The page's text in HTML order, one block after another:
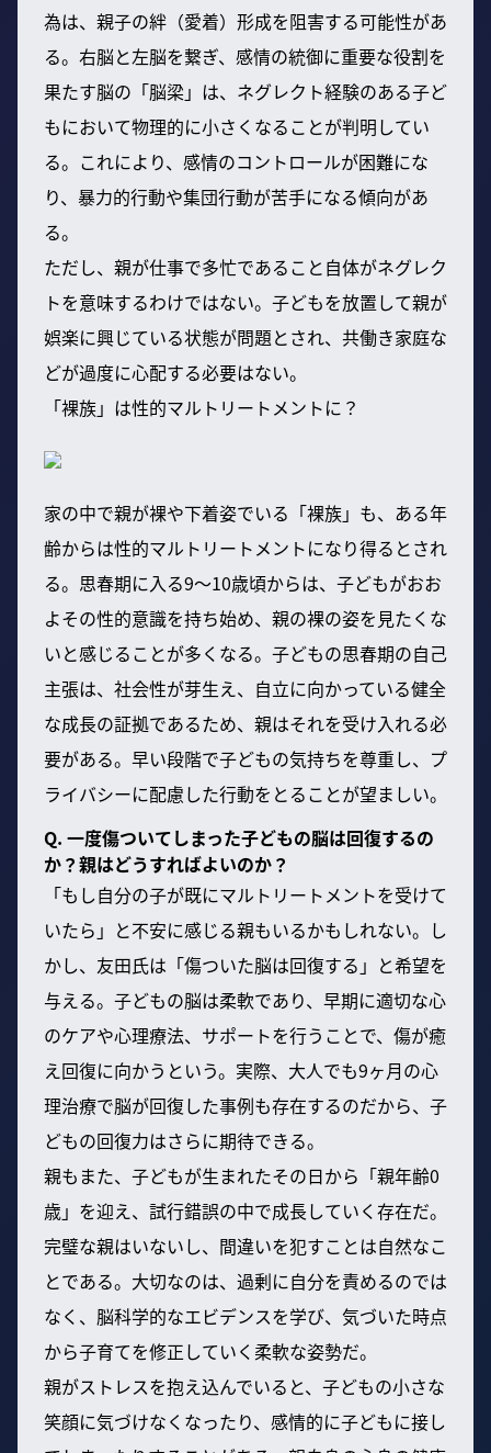
為は、親子の絆（愛着）形成を阻害する可能性があ
る。右脳と左脳を繋ぎ、感情の統御に重要な役割を
果たす脳の「脳梁」は、ネグレクト経験のある子ど
もにおいて物理的に小さくなることが判明してい
る。これにより、感情のコントロールが困難にな
り、暴力的行動や集団行動が苦手になる傾向があ
る。
ただし、親が仕事で多忙であること自体がネグレク
トを意味するわけではない。子どもを放置して親が
娯楽に興じている状態が問題とされ、共働き家庭な
どが過度に心配する必要はない。
「裸族」は性的マルトリートメントに？
家の中で親が裸や下着姿でいる「裸族」も、ある年
齢からは性的マルトリートメントになり得るとされ
る。思春期に入る9～10歳頃からは、子どもがおお
よその性的意識を持ち始め、親の裸の姿を見たくな
いと感じることが多くなる。子どもの思春期の自己
主張は、社会性が芽生え、自立に向かっている健全
な成長の証拠であるため、親はそれを受け入れる必
要がある。早い段階で子どもの気持ちを尊重し、プ
ライバシーに配慮した行動をとることが望ましい。
Q. 一度傷ついてしまった子どもの脳は回復するの
か？親はどうすればよいのか？
「もし自分の子が既にマルトリートメントを受けて
いたら」と不安に感じる親もいるかもしれない。し
かし、友田氏は「傷ついた脳は回復する」と希望を
与える。子どもの脳は柔軟であり、早期に適切な心
のケアや心理療法、サポートを行うことで、傷が癒
え回復に向かうという。実際、大人でも9ヶ月の心
理治療で脳が回復した事例も存在するのだから、子
どもの回復力はさらに期待できる。
親もまた、子どもが生まれたその日から「親年齢0
歳」を迎え、試行錯誤の中で成長していく存在だ。
完璧な親はいないし、間違いを犯すことは自然なこ
とである。大切なのは、過剰に自分を責めるのでは
なく、脳科学的なエビデンスを学び、気づいた時点
から子育てを修正していく柔軟な姿勢だ。
親がストレスを抱え込んでいると、子どもの小さな
笑顔に気づけなくなったり、感情的に子どもに接し